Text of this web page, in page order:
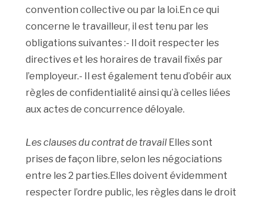
convention collective ou par la loi.En ce qui
concerne le travailleur, il est tenu par les
obligations suivantes :- Il doit respecter les
directives et les horaires de travail fixés par
l’employeur.- Il est également tenu d’obéir aux
règles de confidentialité ainsi qu’à celles liées
aux actes de concurrence déloyale.
Les clauses du contrat de travail Elles sont
prises de façon libre, selon les négociations
entre les 2 parties.Elles doivent évidemment
respecter l’ordre public, les règles dans le droit